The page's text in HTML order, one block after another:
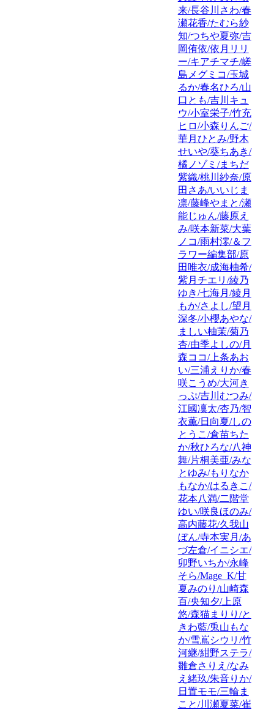
来/長谷川さわ/春
瀬花香/たむら紗
知/つちや夏弥/吉
岡侑依/依月リリ
ー/キアチマチ/嵯
島メグミコ/玉城
るか/春名ひろ/山
口とも/吉川キュ
ウ/小室栄子/竹充
ヒロ/小森りんご/
華月ひとみ/野木
せいや/葵ちあき/
橘ノゾミ/まちだ
紫織/桃川紗奈/原
田さあ/いいじま
凛/藤峰やまと/瀬
能じゅん/藤原え
み/咲本新菜/大葉
ノコ/雨村澪/＆フ
ラワー編集部/原
田唯衣/成海柚希/
紫月チエリ/綾乃
ゆき/七海月/綾月
もか/さよし/望月
深冬/小櫻あやな/
ましい柚茉/菊乃
杏/由季よしの/月
森ココ/上条あお
い/三浦えりか/春
咲こうめ/大河き
っぷ/吉川むつみ/
江國凜太/杏乃/智
衣薫/日向夏/しの
とうこ/倉苗ちた
か/秋ひろな/八神
舞/片桐美亜/みな
とゆみ/もりなか
もなか/はるきこ/
花本八満/二階堂
ゆい/咲良ほのみ/
高内藤花/久我山
ぼん/寺本実月/あ
づ左倉/イニシエ/
卯野いちか/永峰
そら/Mage_K/甘
夏みのり/山崎森
百/央知夕/上原
悠/森猫まりり/と
きわ藍/兎山もな
か/雪嶌シウリ/竹
河継/紺野ステラ/
雛倉さりえ/なみ
え緒玖/朱音りか/
日置モモ/三輪ま
こと/川瀬夏菜/崔